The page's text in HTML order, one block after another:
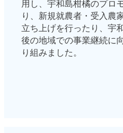
用し、宇和島柑橘のプロ
り、新規就農者・受入農
立ち上げを行ったり、宇
後の地域での事業継続に
り組みました。